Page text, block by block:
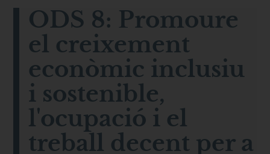
ODS 8: Promoure
el creixement
econòmic inclusiu
i sostenible,
l'ocupació i el
treball decent per a